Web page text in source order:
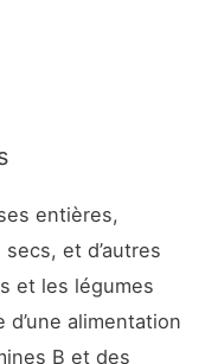
entières,
et d’autres
et les légumes
alimentation
B et des